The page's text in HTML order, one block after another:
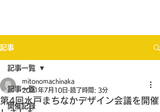
記事
記事一覧
開催記録
記事一覧
第4回水戸まちなかデザイン会議を開催
mitonomachinaka
2021年7月10日 読了時間: 3分